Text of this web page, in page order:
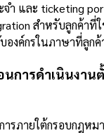
จำ และ ticketing
สำหรับลูกค้าที่
องค์กรในภาษาที่ลูกค้
การดำเนินงาน
รภายใต้กรอบกฎหม